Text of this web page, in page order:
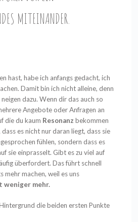
MITEINANDER.
hast, habe ich anfangs gedacht, ich
Damit bin ich nicht alleine, denn
dazu. Wenn dir das auch so
Angebote oder Anfragen an
die du kaum Resonanz bekommen
dass es nicht nur daran liegt, dass sie
fühlen, sondern dass es
sie einprasselt. Gibt es zu viel auf
überfordert. Das führt schnell
mehr machen, weil es uns
weniger mehr.
die beiden ersten Punkte